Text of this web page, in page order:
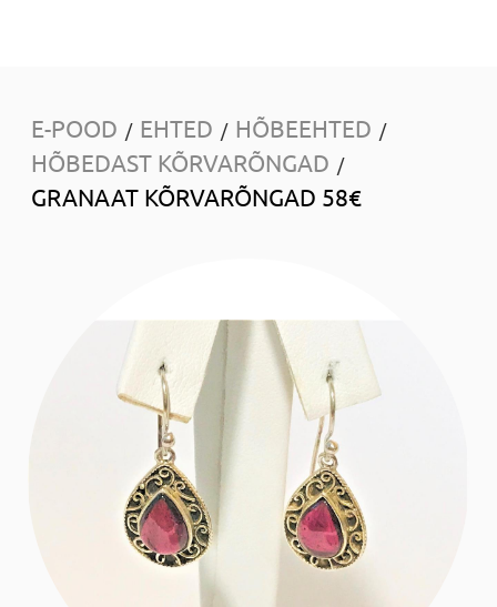
E-POOD / EHTED / HÕBEEHTED /
HÕBEDAST KÕRVARÕNGAD /
GRANAAT KÕRVARÕNGAD 58€